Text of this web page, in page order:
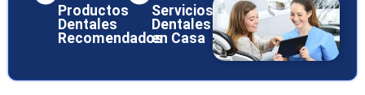
Productos
Dentales
Recomendados
Servicios
Dentales
en Casa